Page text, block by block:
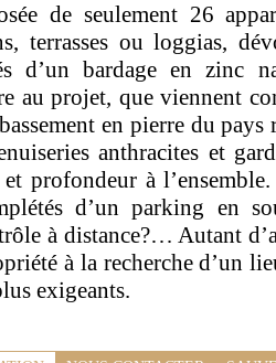
de seulement 26
terrasses ou loggias,
d’un bardage en zinc
au projet, que viennent
en pierre du
anthracites et
profondeur à
d’un parking en
à distance?… Autant
à la recherche d’un
exigeants.